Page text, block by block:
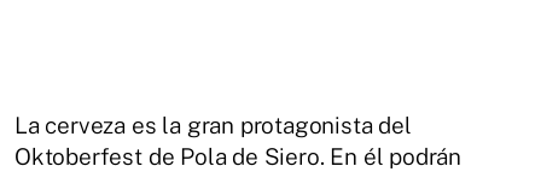
La cerveza es la gran protagonista del
Oktoberfest de Pola de Siero. En él podrán